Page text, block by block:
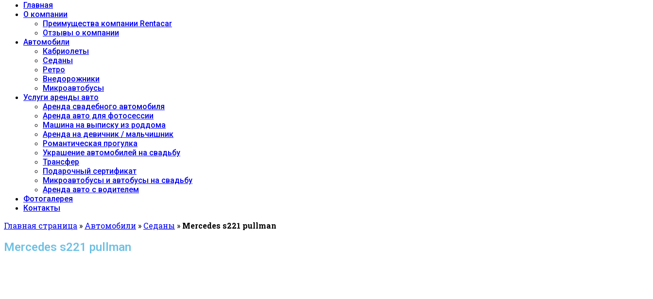
Главная
О компании
Преимущества компании Rentacar
Отзывы о компании
Автомобили
Кабриолеты
Седаны
Ретро
Внедорожники
Микроавтобусы
Услуги аренды авто
Аренда свадебного автомобиля
Аренда авто для фотосессии
Машина на выписку из роддома
Аренда на девичник / мальчишник
Романтическая прогулка
Украшение автомобилей на свадьбу
Трансфер
Подарочный сертификат
Микроавтобусы и автобусы на свадьбу
Аренда авто с водителем
Фотогалерея
Контакты
Главная страница » Автомобили » Седаны » Mercedes s221 pullman
Mercedes s221 pullman